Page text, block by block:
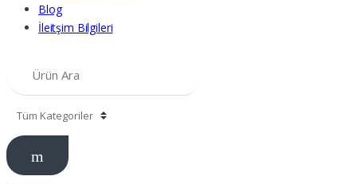
Blog
İleitşim Bilgileri